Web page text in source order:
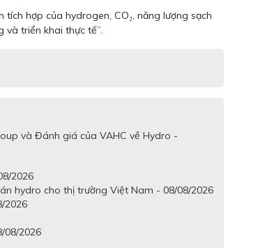
hợp của hydrogen, CO₂, năng lượng sạch
và triển khai thực tế”.
và Đánh giá của VAHC về Hydro -
2026
hydro cho thị trường Việt Nam - 08/08/2026
2026
08/2026